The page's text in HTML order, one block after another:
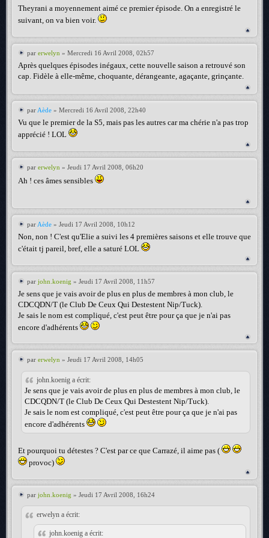
Theyrani a moyennement aimé ce premier épisode. On a enregistré le
suivant, on va bien voir.
par erwelyn » Mercredi 16 Avril 2008, 02h57
Après quelques épisodes inégaux, cette nouvelle saison a retrouvé son
cap. Fidèle à elle-même, choquante, dérangeante, agaçante, grinçante.
par Aède » Mercredi 16 Avril 2008, 22h40
Vu que le premier de la S5, mais pas les autres car ma chérie n'a pas trop
apprécié ! LOL
par erwelyn » Jeudi 17 Avril 2008, 06h20
Ah ! ces âmes sensibles
par Aède » Jeudi 17 Avril 2008, 10h12
Non, non ! C'est qu'Elie a suivi les 4 premières saisons et elle trouve que
c'était tj pareil, bref, elle a saturé LOL
par john.koenig » Jeudi 17 Avril 2008, 11h57
Je sens que je vais avoir de plus en plus de membres à mon club, le
CDCQDN/T (le Club De Ceux Qui Destestent Nip/Tuck).
Je sais le nom est compliqué, c'est peut être pour ça que je n'ai pas
encore d'adhérents
par erwelyn » Jeudi 17 Avril 2008, 14h05
john.koenig a écrit:
Je sens que je vais avoir de plus en plus de membres à mon club, le
CDCQDN/T (le Club De Ceux Qui Destestent Nip/Tuck).
Je sais le nom est compliqué, c'est peut être pour ça que je n'ai pas
encore d'adhérents
Et pourquoi tu détestes ? C'est par ce que Carrazé, il aime pas (
provoc)
par john.koenig » Jeudi 17 Avril 2008, 16h24
erwelyn a écrit:
john.koenig a écrit: